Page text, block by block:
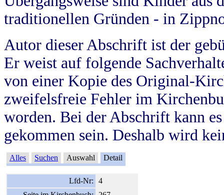
traditionellen Gründen - in
Autor dieser Abschrift ist der
Er weist auf folgende
von einer Kopie des Original-
zweifelsfreie Fehler im
worden. Bei der Abschrift kann
gekommen sein. Deshalb wird
Alles Suchen Auswahl Detail
Lfd-Nr:
4